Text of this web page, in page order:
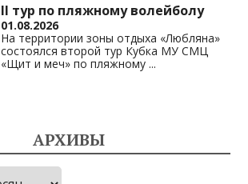
II тур по пляжному волейболу
01.08.2026
На территории зоны отдыха «Любляна»
состоялся второй тур Кубка МУ СМЦ
«Щит и меч» по пляжному ...
АРХИВЫ